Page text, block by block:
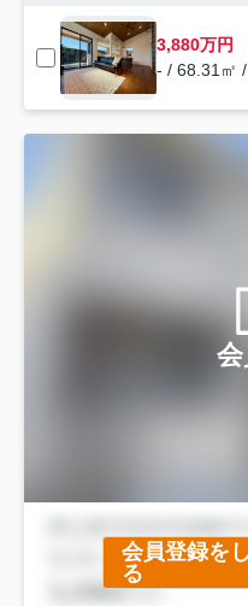
3,880万円
- / 68.31㎡
会員登録を
る